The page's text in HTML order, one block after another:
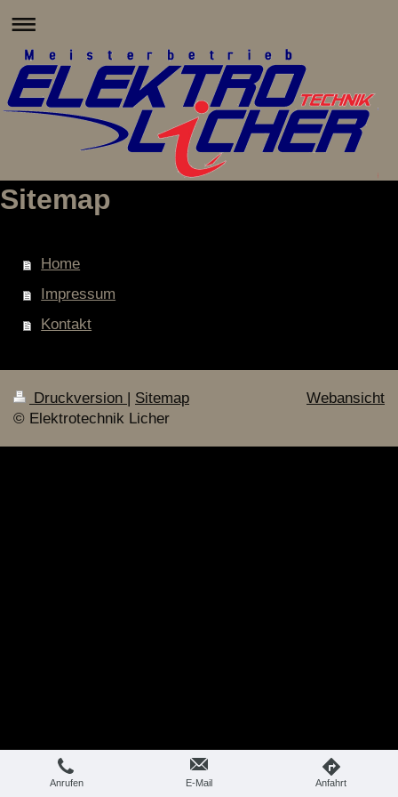
Sitemap
Home
Impressum
Kontakt
Druckversion
Sitemap
© Elektrotechnik Licher
Webansicht
Anrufen E-Mail Anfahrt